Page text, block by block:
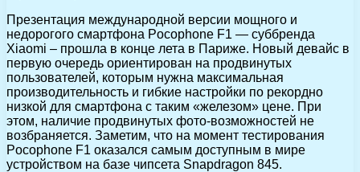
Презентация международной версии мощного и
недорогого смартфона Pocophone F1 — суббренда
Xiaomi – прошла в конце лета в Париже. Новый девайс в
первую очередь ориентирован на продвинутых
пользователей, которым нужна максимальная
производительность и гибкие настройки по рекордно
низкой для смартфона с таким «железом» цене. При
этом, наличие продвинутых фото-возможностей не
возбраняется. Заметим, что на момент тестирования
Pocophone F1 оказался самым доступным в мире
устройством на базе чипсета Snapdragon 845.